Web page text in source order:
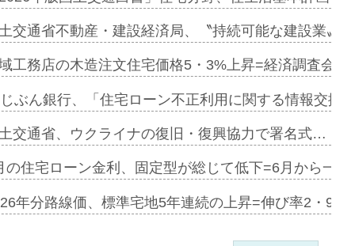
ミーレキ…
も城南エ…
合型の賃…
ンカフェ…
協業=お互…
コリビング…
交通省不動産・建設経済局、〝持続可能な建設業〟
工務店の木造注文住宅価格5・3%上昇=経済調査会
ぶん銀行、「住宅ローン不正利用に関する情報交換
交通省、ウクライナの復旧・復興協力で署名式…
の住宅ローン金利、固定型が総じて低下=6月から一
年分路線価、標準宅地5年連続の上昇=伸び率2・